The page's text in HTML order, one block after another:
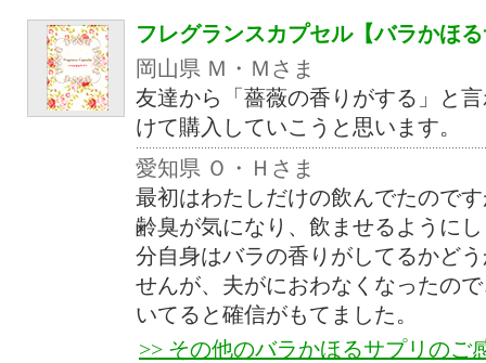
フレグランスカプセル【バラかほ
岡山県 Ｍ・Ｍさま
友達から「薔薇の香りがする」と
けて購入していこうと思います。
愛知県 Ｏ・Ｈさま
最初はわたしだけの飲んでたので
齢臭が気になり、飲ませるように
分自身はバラの香りがしてるかど
せんが、夫がにおわなくなったの
いてると確信がもてました。
>> その他のバラかほるサプリのご